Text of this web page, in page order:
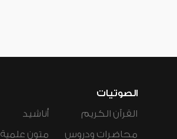
الصوتيات
القرآن الكريم
محاضرات ودروس
أناشيد
متون علمية